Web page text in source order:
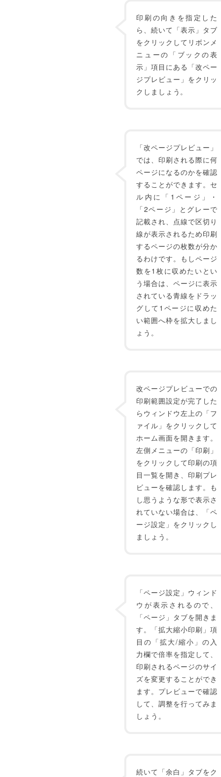
印刷の向きを指定した
ら、続いて「表示」タブ
をクリックしてリボンメ
ニューの「ブックの表
示」項目にある「改ペー
ジプレビュー」をクリッ
クしましょう。
「改ページプレビュー」
では、印刷される際に何
ページになるのかを確認
することができます。セ
ル内に「1ページ」・
「2ページ」とグレーで
記載され、点線で区切り
線が表示されるため印刷
するページの枚数が分か
るわけです。もしページ
数を1枚に収めたいとい
う場合は、ページに表示
されている青線をドラッ
グして1ページに収めた
い範囲へ枠を拡大しまし
ょう。
改ページプレビューでの
印刷範囲設定が完了した
らウィンドウ左上の「フ
ァイル」をクリックして
ホーム画面を開きます。
左側メニューの「印刷」
をクリックして印刷の項
目一覧を開き、印刷プレ
ビューを確認します。も
し思うような形で表示さ
れていない場合は、「ペ
ージ設定」をクリックし
ましょう。
「ページ設定」ウィンド
ウが表示されるので、
「ページ」タブを開きま
す。「拡大縮小印刷」項
目の「拡大/縮小」の入
力欄で倍率を指定して、
印刷されるページのサイ
ズを変更することができ
ます。プレビューで確認
して、調整を行ってみま
しょう。
続いて「余白」タブをク